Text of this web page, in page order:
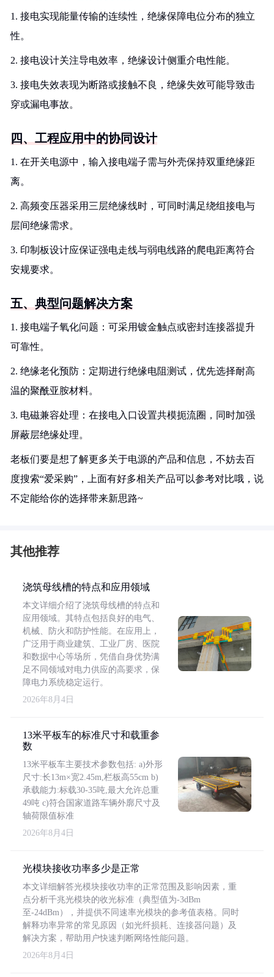
1. 接电实现能量传输的连续性，绝缘保障电位分布的独立
性。
2. 接电设计关注导电效率，绝缘设计侧重介电性能。
3. 接电失效表现为断路或接触不良，绝缘失效可能导致击
穿或漏电事故。
四、工程应用中的协同设计
1. 在开关电源中，输入接电端子需与外壳保持双重绝缘距
离。
2. 高频变压器采用三层绝缘线时，可同时满足绕组接电与
层间绝缘需求。
3. 印制板设计应保证强电走线与弱电线路的爬电距离符合
安规要求。
五、典型问题解决方案
1. 接电端子氧化问题：可采用镀金触点或密封连接器提升
可靠性。
2. 绝缘老化预防：定期进行绝缘电阻测试，优先选择耐高
温的聚酰亚胺材料。
3. 电磁兼容处理：在接电入口设置共模扼流圈，同时加强
屏蔽层绝缘处理。
老板们要是想了解更多关于电源的产品和信息，不妨去百
度搜索“爱采购”，上面有好多相关产品可以参考对比哦，说
不定能给你的选择带来新思路~
其他推荐
浇筑母线槽的特点和应用领域
本文详细介绍了浇筑母线槽的特点和
应用领域。其特点包括良好的电气、
机械、防火和防护性能。在应用上，
广泛用于商业建筑、工业厂房、医院
和数据中心等场所，凭借自身优势满
足不同领域对电力供应的高要求，保
障电力系统稳定运行。
2026年8月4日
13米平板车的标准尺寸和载重参
数
13米平板车主要技术参数包括: a)外形
尺寸:长13m×宽2.45m,栏板高55cm b)
承载能力:标载30-35吨,最大允许总重
49吨 c)符合国家道路车辆外廓尺寸及
轴荷限值标准
2026年8月4日
光模块接收功率多少是正常
本文详细解答光模块接收功率的正常范围及影响因素，重
点分析千兆光模块的收光标准（典型值为-3dBm
至-24dBm），并提供不同速率光模块的参考值表格。同时
解释功率异常的常见原因（如光纤损耗、连接器问题）及
解决方案，帮助用户快速判断网络性能问题。
2026年8月4日